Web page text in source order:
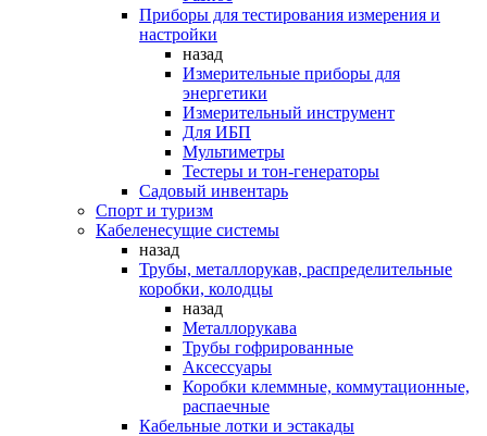
Приборы для тестирования измерения и
настройки
назад
Измерительные приборы для
энергетики
Измерительный инструмент
Для ИБП
Мультиметры
Тестеры и тон-генераторы
Садовый инвентарь
Спорт и туризм
Кабеленесущие системы
назад
Трубы, металлорукав, распределительные
коробки, колодцы
назад
Металлорукава
Трубы гофрированные
Аксессуары
Коробки клеммные, коммутационные,
распаечные
Кабельные лотки и эстакады